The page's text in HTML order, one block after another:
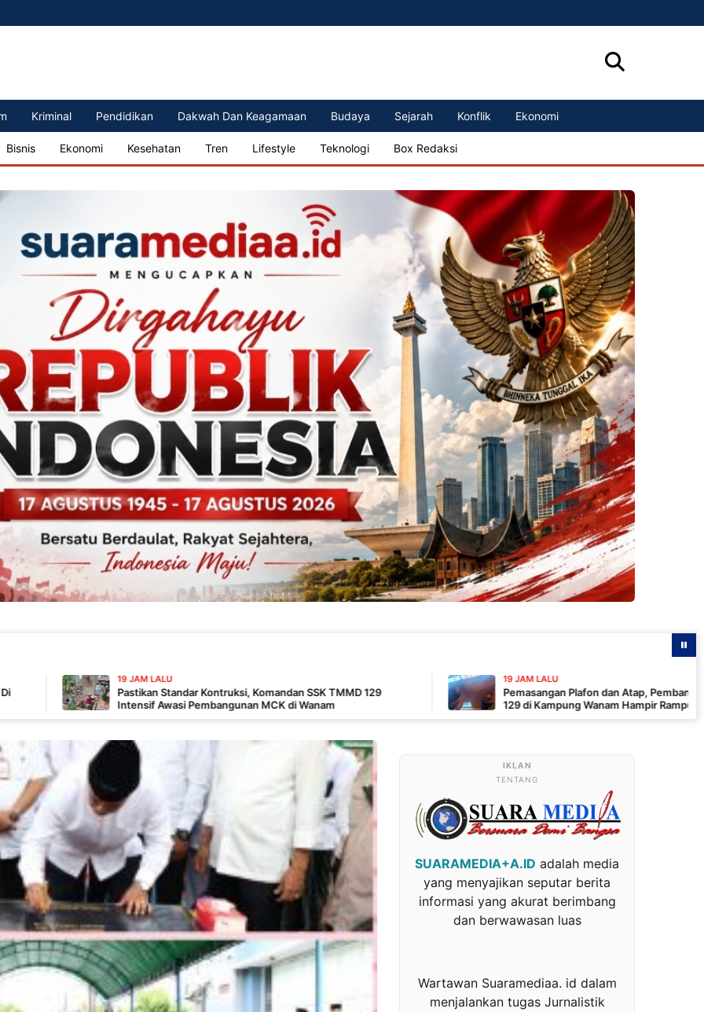
Kriminal Pendidikan Dakwah Dan Keagamaan Budaya Sejarah Konflik Ekonomi
Bisnis Ekonomi Kesehatan Tren Lifestyle Teknologi Box Redaksi
19 JAM LALU
Pastikan Standar Kontruksi, Komandan SSK TMMD 129
Intensif Awasi Pembangunan MCK di Wanam
19 JAM LALU
Pemasangan Plafon dan Atap, Pembangunan MCK TMMD ke-
129 di Kampung Wanam Hampir Rampung
TENTANG
SUARAMEDIA+A.ID adalah media
yang menyajikan seputar berita
informasi yang akurat berimbang
dan berwawasan luas
Wartawan Suaramediaa. id dalam
menjalankan tugas Jurnalistik